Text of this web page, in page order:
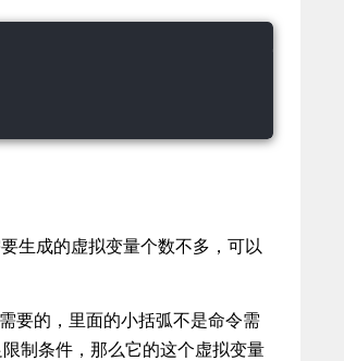
生成的虚拟变量个数不多，可以
要的，里面的小括弧不是命令需
制条件，那么它的这个虚拟变量